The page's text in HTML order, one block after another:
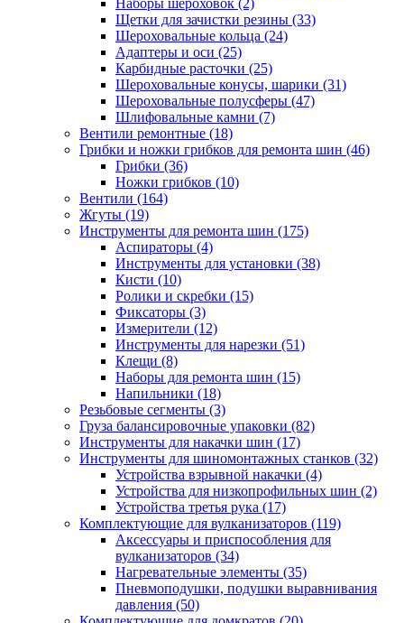
Наборы шероховок (2)
Щетки для зачистки резины (33)
Шероховальные кольца (24)
Адаптеры и оси (25)
Карбидные расточки (25)
Шероховальные конусы, шарики (31)
Шероховальные полусферы (47)
Шлифовальные камни (7)
Вентили ремонтные (18)
Грибки и ножки грибков для ремонта шин (46)
Грибки (36)
Ножки грибков (10)
Вентили (164)
Жгуты (19)
Инструменты для ремонта шин (175)
Аспираторы (4)
Инструменты для установки (38)
Кисти (10)
Ролики и скребки (15)
Фиксаторы (3)
Измерители (12)
Инструменты для нарезки (51)
Клещи (8)
Наборы для ремонта шин (15)
Напильники (18)
Резьбовые сегменты (3)
Груза балансировочные упаковки (82)
Инструменты для накачки шин (17)
Инструменты для шиномонтажных станков (32)
Устройства взрывной накачки (4)
Устройства для низкопрофильных шин (2)
Устройства третья рука (17)
Комплектующие для вулканизаторов (119)
Аксессуары и приспособления для
вулканизаторов (34)
Нагревательные элементы (35)
Пневмоподушки, подушки выравнивания
давления (50)